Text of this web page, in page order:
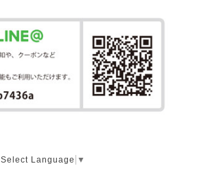
Select Language ▼